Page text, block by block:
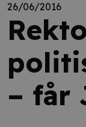
26/06/2016
– får